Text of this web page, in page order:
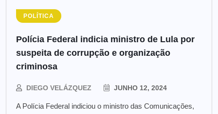
POLÍTICA
Polícia Federal indicia ministro de Lula por
suspeita de corrupção e organização
criminosa
DIEGO VELÁZQUEZ JUNHO 12, 2024
A Polícia Federal indiciou o ministro das Comunicações,